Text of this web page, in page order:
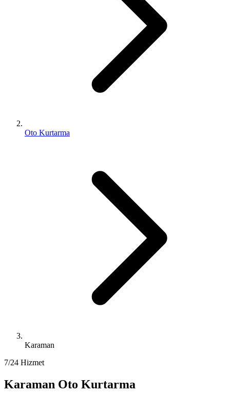
Oto Kurtarma
Karaman
7/24 Hizmet
Karaman Oto Kurtarma